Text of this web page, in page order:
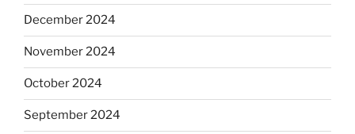
December 2024
November 2024
October 2024
September 2024